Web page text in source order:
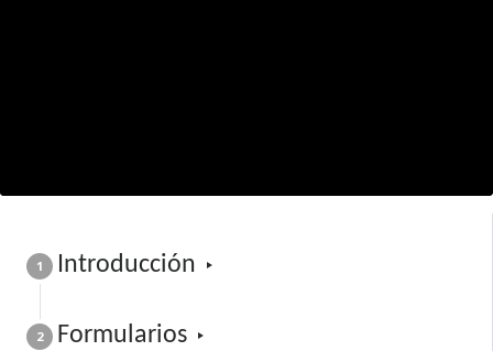
1 Introducción
2 F​ormularios